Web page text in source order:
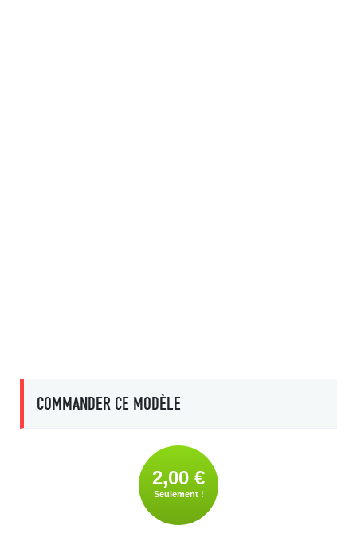
COMMANDER CE MODÈLE
2,00 €
Seulement !